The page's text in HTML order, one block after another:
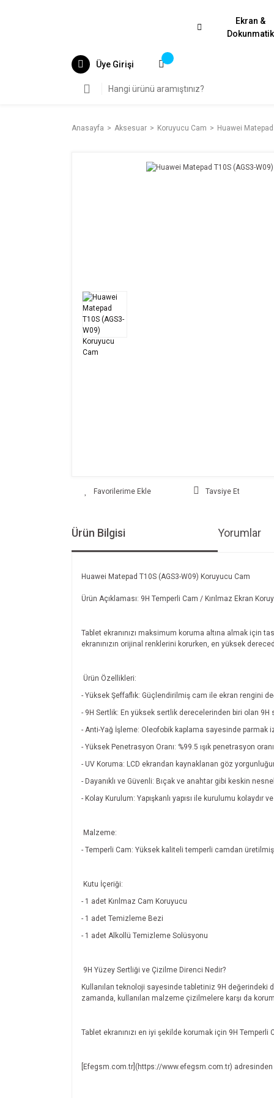
Ekran &
Dokunmatik
Üye Girişi
Anasayfa Aksesuar Koruyucu Cam Huawei
Tavsiye Et
Ürün Bilgisi Yorumlar
Huawei Matepad T10S (AGS3-W09) Koruyucu Cam
Ürün Açıklaması: 9H Temperli Cam / Kırılmaz Ekran
Tablet ekranınızı maksimum koruma altına almak için
ekranınızın orijinal renklerini korurken, en yüksek
Ürün Özellikleri:
- Yüksek Şeffaflık: Güçlendirilmiş cam ile ekran rengini
- 9H Sertlik: En yüksek sertlik derecelerinden biri olan 9H
- Anti-Yağ İşleme: Oleofobik kaplama sayesinde parmak
- Yüksek Penetrasyon Oranı: %99.5 ışık penetrasyon oranı
- UV Koruma: LCD ekrandan kaynaklanan göz
- Dayanıklı ve Güvenli: Bıçak ve anahtar gibi keskin
- Kolay Kurulum: Yapışkanlı yapısı ile kurulumu
Malzeme:
- Temperli Cam: Yüksek kaliteli temperli camdan
Kutu İçeriği:
- 1 adet Kırılmaz Cam Koruyucu
- 1 adet Temizleme Bezi
- 1 adet Alkollü Temizleme Solüsyonu
9H Yüzey Sertliği ve Çizilme Direnci Nedir?
Kullanılan teknoloji sayesinde tabletiniz 9H değerindeki
zamanda, kullanılan malzeme çizilmelere karşı da
Tablet ekranınızı en iyi şekilde korumak için 9H
[Efegsm.com.tr](https://www.efegsm.com.tr)